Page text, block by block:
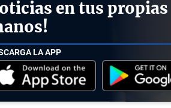
en tus propias
LA APP